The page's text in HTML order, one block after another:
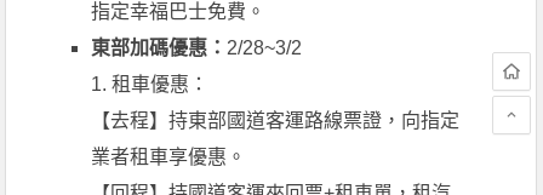
指定幸福巴士免費。
東部加碼優惠： 2/28~3/2
1. 租車優惠：
【去程】持東部國道客運路線票證，向指定
業者租車享優惠。